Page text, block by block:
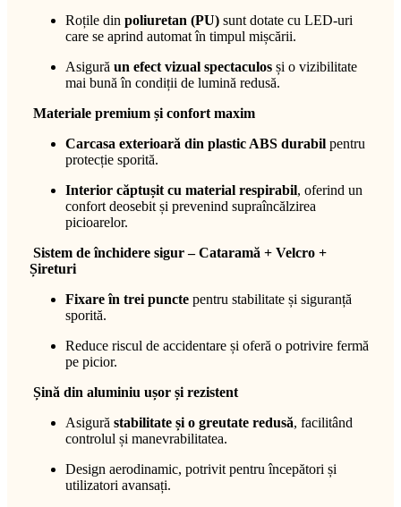
Roțile din poliuretan (PU) sunt dotate cu LED-uri
care se aprind automat în timpul mișcării.
Asigură un efect vizual spectaculos și o vizibilitate
mai bună în condiții de lumină redusă.
Materiale premium și confort maxim
Carcasa exterioară din plastic ABS durabil pentru
protecție sporită.
Interior căptușit cu material respirabil, oferind un
confort deosebit și prevenind supraîncălzirea
picioarelor.
Sistem de închidere sigur – Cataramă + Velcro +
Șireturi
Fixare în trei puncte pentru stabilitate și siguranță
sporită.
Reduce riscul de accidentare și oferă o potrivire fermă
pe picior.
Șină din aluminiu ușor și rezistent
Asigură stabilitate și o greutate redusă, facilitând
controlul și manevrabilitatea.
Design aerodinamic, potrivit pentru începători și
utilizatori avansați.